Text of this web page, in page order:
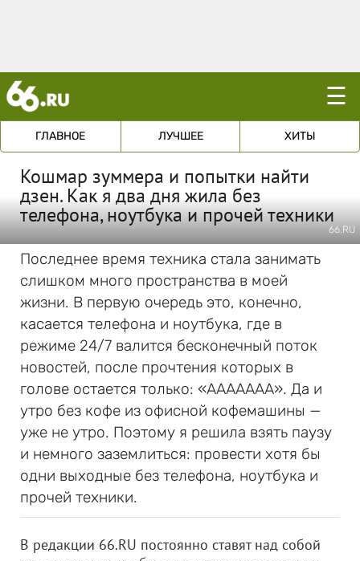
☰
ГЛАВНОЕ ЛУЧШЕЕ ХИТЫ
Кошмар зуммера и попытки найти
дзен. Как я два дня жила без
телефона, ноутбука и прочей техники
66.RU
Последнее время техника стала занимать
слишком много пространства в моей
жизни. В первую очередь это, конечно,
касается телефона и ноутбука, где в
режиме 24/7 валится бесконечный поток
новостей, после прочтения которых в
голове остается только: «ААААААА». Да и
утро без кофе из офисной кофемашины —
уже не утро. Поэтому я решила взять паузу
и немного заземлиться: провести хотя бы
одни выходные без телефона, ноутбука и
прочей техники.
В редакции 66.RU постоянно ставят над собой